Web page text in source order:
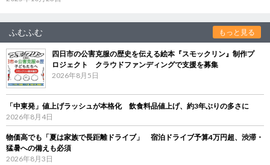
ふむふむ もっと見る
四日市の公害克服の歴史を伝える絵本『スモックリン』制作プ
ロジェクト クラウドファンディングで支援を募集
2026年8月5日
「中東発」値上げラッシュが本格化 飲食料品値上げ、約3年ぶりの多さに
2026年8月4日
物価高でも「夏は家族で長距離ドライブ」 宿泊ドライブ予算4万円超、渋滞・
猛暑への備えも必須
2026年8月3日